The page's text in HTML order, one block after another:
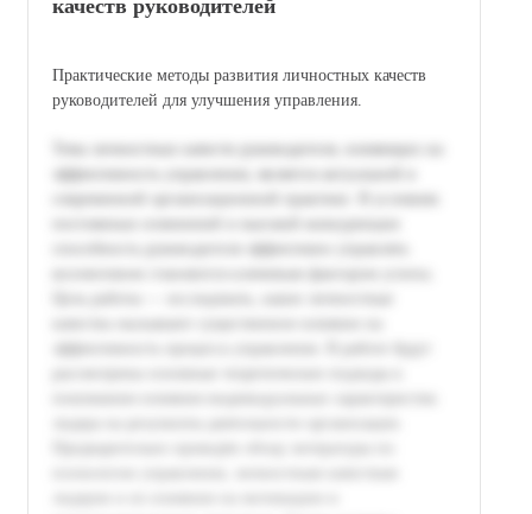
качеств руководителей
Практические методы развития личностных качеств
руководителей для улучшения управления.